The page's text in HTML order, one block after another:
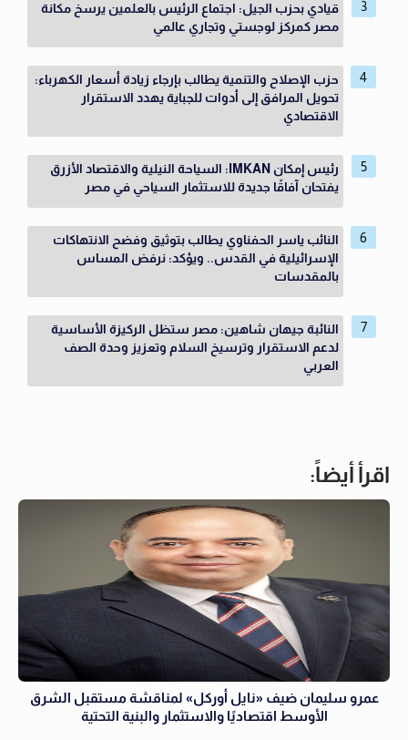
قيادي بحزب الجيل: اجتماع الرئيس بالعلمين يرسخ مكانة
مصر كمركز لوجستي وتجاري عالمي
حزب الإصلاح والتنمية يطالب بإرجاء زيادة أسعار الكهرباء:
تحويل المرافق إلى أدوات للجباية يهدد الاستقرار
الاقتصادي
رئيس إمكان IMKAN: السياحة النيلية والاقتصاد الأزرق
يفتحان آفاقًا جديدة للاستثمار السياحي في مصر
النائب ياسر الحفناوي يطالب بتوثيق وفضح الانتهاكات
الإسرائيلية في القدس.. ويؤكد: نرفض المساس
بالمقدسات
النائبة جيهان شاهين: مصر ستظل الركيزة الأساسية
لدعم الاستقرار وترسيخ السلام وتعزيز وحدة الصف
العربي
اقرأ أيضاً:
عمرو سليمان ضيف «نايل أوركل» لمناقشة مستقبل الشرق
الأوسط اقتصاديًا والاستثمار والبنية التحتية